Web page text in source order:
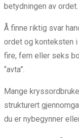
betydningen av ordet.
Å finne riktig svar
ordet og konteksten
fire, fem eller seks
“avta”.
Mange
strukturert
du er nybegynner